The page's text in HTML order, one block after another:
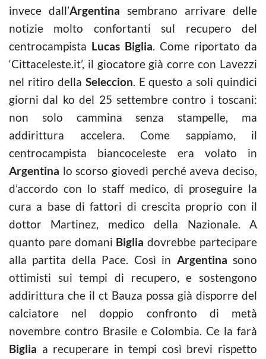
invece dall’Argentina sembrano arrivare delle
notizie molto confortanti sul recupero del
centrocampista Lucas Biglia. Come riportato da
‘Cittaceleste.it’, il giocatore già corre con Lavezzi
nel ritiro della Seleccion. E questo a soli quindici
giorni dal ko del 25 settembre contro i toscani:
non solo cammina senza stampelle, ma
addirittura accelera. Come sappiamo, il
centrocampista biancoceleste era volato in
Argentina lo scorso giovedì perché aveva deciso,
d’accordo con lo staff medico, di proseguire la
cura a base di fattori di crescita proprio con il
dottor Martinez, medico della Nazionale. A
quanto pare domani Biglia dovrebbe partecipare
alla partita della Pace. Così in Argentina sono
ottimisti sui tempi di recupero, e sostengono
addirittura che il ct Bauza possa già disporre del
calciatore nel doppio confronto di metà
novembre contro Brasile e Colombia. Ce la farà
Biglia a recuperare in tempi così brevi rispetto